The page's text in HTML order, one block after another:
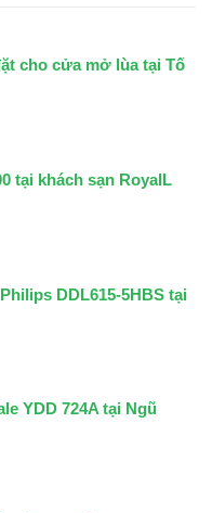
cho cửa mở lùa tại Tố
tại khách sạn RoyalL
DDL615-5HBS tại
YDD 724A tại Ngũ